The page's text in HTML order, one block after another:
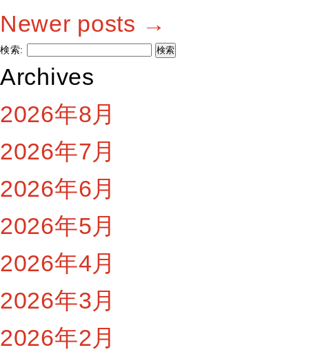
Newer posts →
検索:
Archives
2026年8月
2026年7月
2026年6月
2026年5月
2026年4月
2026年3月
2026年2月